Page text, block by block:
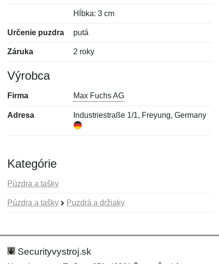
Hĺbka: 3 cm
Určenie puzdra putá
Záruka 2 roky
Výrobca
Firma Max Fuchs AG
Adresa Industriestraße 1/1, Freyung, Germany
Kategórie
Púzdra a tašky
Púzdra a tašky Puzdrá a držiaky
Hodnotenie:
Meno:
Securityvystroj.sk